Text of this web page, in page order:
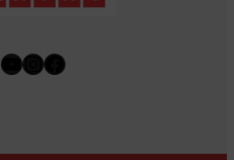
Youtube
Instagram
Facebook